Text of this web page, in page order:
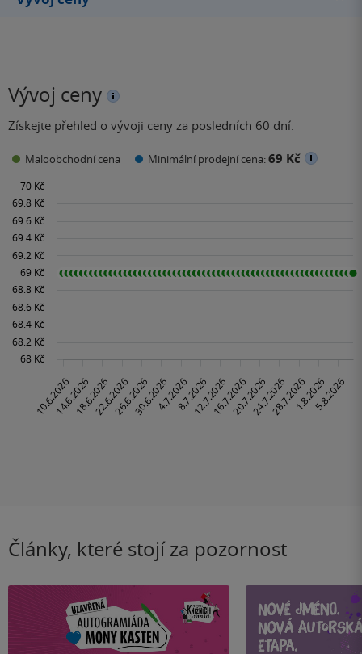
Vývoj ceny
Získejte přehled o vývoji ceny za posledních 60 dní.
Maloobchodní cena Minimální prodejní cena:69 Kč
Články, které stojí za pozornost